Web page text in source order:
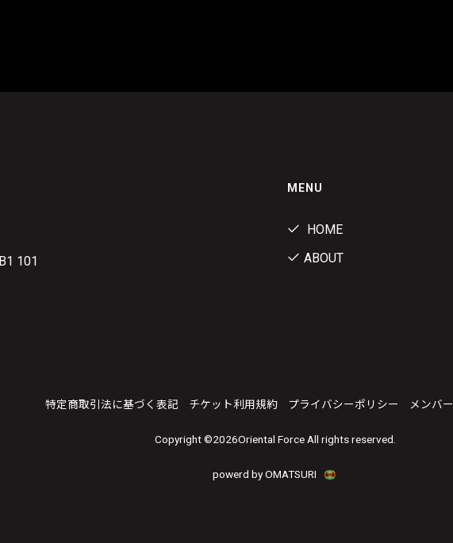
101
MENU
HOME
ABOUT
特定商取引法に基づく表記 チケット利用規約 プライバシーポリシー メンバ
Copyright ©2026Oriental Force All rights reserved.
powerd by OMATSURI